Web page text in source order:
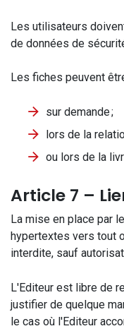
Les utilisateurs
de données de
Les fiches peuvent
sur demande ;
lors de la
ou lors de la
Article 7 –
La mise en place par
hypertextes vers tout
interdite, sauf
L'Editeur est libre de
justifier de quelque
le cas où l'Editeur